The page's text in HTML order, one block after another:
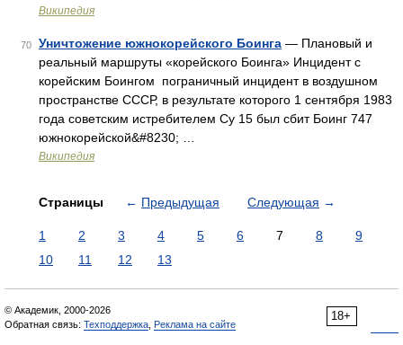
Википедия
70 Уничтожение южнокорейского Боинга — Плановый и
реальный маршруты «корейского Боинга» Инцидент с
корейским Боингом пограничный инцидент в воздушном
пространстве СССР, в результате которого 1 сентября 1983
года советским истребителем Су 15 был сбит Боинг 747
южнокорейской&#8230; …
Википедия
Страницы ← Предыдущая Следующая →
1 2 3 4 5 6 7 8
9
10
11 12 13
18+
© Академик, 2000-2026
Обратная связь: Техподдержка Реклама на сайте